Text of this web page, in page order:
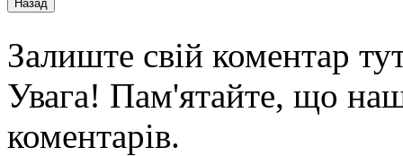
Залиште свій коментар
Увага! Пам'ятайте, що
коментарів.